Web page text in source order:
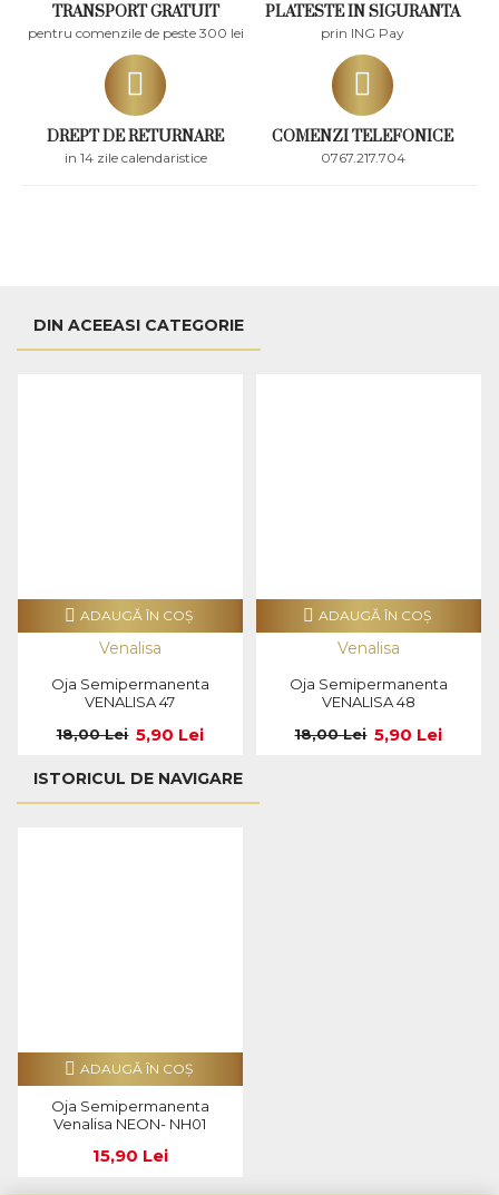
TRANSPORT GRATUIT
pentru comenzile de peste 300 lei
PLATESTE IN SIGURANTA
prin ING Pay
DREPT DE RETURNARE
in 14 zile calendaristice
COMENZI TELEFONICE
0767.217.704
DIN ACEEASI CATEGORIE
Venalisa
Oja Semipermanenta
VENALISA 47
5,90 Lei
18,00 Lei
ADAUGĂ ÎN COŞ
Venalisa
Oja Semipermanenta
VENALISA 48
5,90 Lei
18,00 Lei
ADAUGĂ ÎN COŞ
ISTORICUL DE NAVIGARE
Oja Semipermanenta
Venalisa NEON- NH01
15,90 Lei
ADAUGĂ ÎN COŞ